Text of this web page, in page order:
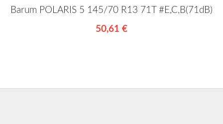
Barum POLARIS 5 145/70 R13 71T #E,C,B(71dB)
50,61 €